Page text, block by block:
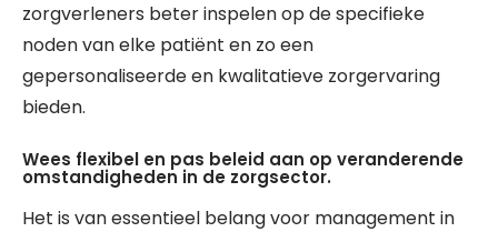
zorgverleners beter inspelen op de specifieke
noden van elke patiënt en zo een
gepersonaliseerde en kwalitatieve zorgervaring
bieden.
Wees flexibel en pas beleid aan op veranderende
omstandigheden in de zorgsector.
Het is van essentieel belang voor management in